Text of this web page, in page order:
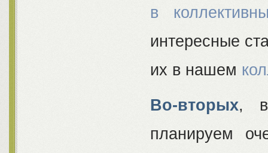
в
интересные
их в нашем
Во-вторых, в
планируем